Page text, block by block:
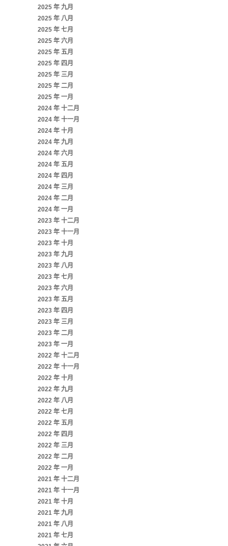
2025 年 九月
2025 年 八月
2025 年 七月
2025 年 六月
2025 年 五月
2025 年 四月
2025 年 三月
2025 年 二月
2025 年 一月
2024 年 十二月
2024 年 十一月
2024 年 十月
2024 年 九月
2024 年 六月
2024 年 五月
2024 年 四月
2024 年 三月
2024 年 二月
2024 年 一月
2023 年 十二月
2023 年 十一月
2023 年 十月
2023 年 九月
2023 年 八月
2023 年 七月
2023 年 六月
2023 年 五月
2023 年 四月
2023 年 三月
2023 年 二月
2023 年 一月
2022 年 十二月
2022 年 十一月
2022 年 十月
2022 年 九月
2022 年 八月
2022 年 七月
2022 年 五月
2022 年 四月
2022 年 三月
2022 年 二月
2022 年 一月
2021 年 十二月
2021 年 十一月
2021 年 十月
2021 年 九月
2021 年 八月
2021 年 七月